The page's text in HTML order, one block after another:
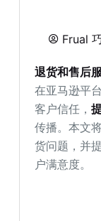
Frual
退货和售后
在亚马逊平
客户信任，
传播。本文
货问题，并
户满意度。